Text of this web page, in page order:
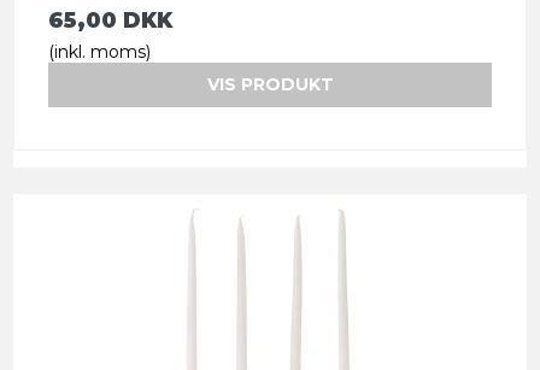
65,00 DKK
(inkl. moms)
VIS PRODUKT